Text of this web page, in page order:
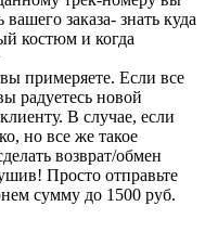
заказа- знать куда
костюм и когда
примеряете. Если все
радуетесь новой
В случае, если
но все же такое
возврат/обмен
Просто отправьте
сумму до 1500 руб.